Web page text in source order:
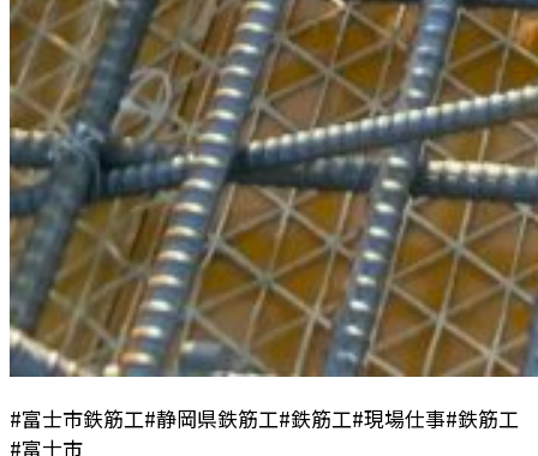
#富士市鉄筋工#静岡県鉄筋工#鉄筋工#現場仕事#鉄筋工
#富士市